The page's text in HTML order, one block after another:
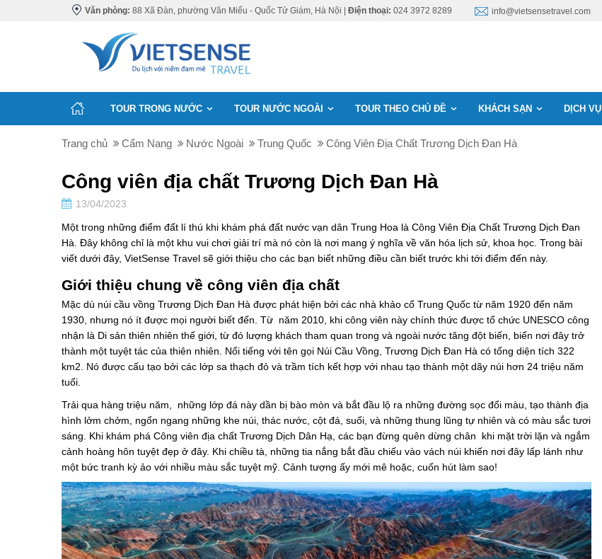
Văn phòng: 88 Xã Đàn, phường Văn Miếu - Quốc Tử Giám, Hà Nội | Điện thoại: 024 3972 8289 info@vietsensetravel.com
TOUR TRONG NƯỚC TOUR NƯỚC NGOÀI TOUR THEO CHỦ ĐỀ KHÁCH SẠN DỊCH VỤ
Trang chủ Cẩm Nang Nước Ngoài Trung Quốc Công Viên Địa Chất Trương Dịch Đan Hà
Công viên địa chất Trương Dịch Đan Hà
13/04/2023
Một trong những điểm đất lí thú khi khám phá đất nước vạn dân Trung Hoa là Công Viên Địa Chất Trương Dịch Đan
Hà. Đây không chỉ là một khu vui chơi giải trí mà nó còn là nơi mang ý nghĩa về văn hóa lịch sử, khoa học. Trong bài
viết dưới đây, VietSense Travel sẽ giới thiệu cho các bạn biết những điều cần biết trước khi tới điểm đến này.
Giới thiệu chung về công viên địa chất
Mặc dù núi cầu vồng Trương Dịch Đan Hà được phát hiện bởi các nhà khảo cổ Trung Quốc từ năm 1920 đến năm
1930, nhưng nó ít được mọi người biết đến. Từ năm 2010, khi công viên này chính thức được tổ chức UNESCO công
nhận là Di sản thiên nhiên thế giới, từ đó lượng khách tham quan trong và ngoài nước tăng đột biến, biến nơi đây trở
thành một tuyệt tác của thiên nhiên. Nổi tiếng với tên gọi Núi Cầu Vồng, Trương Dịch Đan Hà có tổng diện tích 322
km2. Nó được cấu tạo bởi các lớp sa thạch đỏ và trầm tích kết hợp với nhau tạo thành một dãy núi hơn 24 triệu năm
tuổi.
Trải qua hàng triệu năm, những lớp đá này dần bị bào mòn và bắt đầu lộ ra những đường sọc đổi màu, tạo thành địa
hình lởm chởm, ngổn ngang những khe núi, thác nước, cột đá, suối, và những thung lũng tự nhiên và có màu sắc tươi
sáng. Khi khám phá Công viên địa chất Trương Dịch Dân Hạ, các bạn đừng quên dừng chân khi mặt trời lặn và ngắm
cảnh hoàng hôn tuyệt đẹp ở đây. Khi chiều tà, những tia nắng bắt đầu chiếu vào vách núi khiến nơi đây lấp lánh như
một bức tranh kỳ ảo với nhiều màu sắc tuyệt mỹ. Cảnh tượng ấy mới mê hoặc, cuốn hút làm sao!